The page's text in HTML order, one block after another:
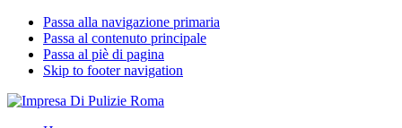
Passa alla navigazione primaria
Passa al contenuto principale
Passa al piè di pagina
Skip to footer navigation